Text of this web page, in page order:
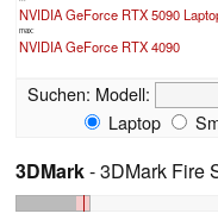
NVIDIA GeForce RTX 5090
max:
NVIDIA GeForce RTX 4090
Suchen: Modell:
Laptop
3DMark- 3DMark Fire